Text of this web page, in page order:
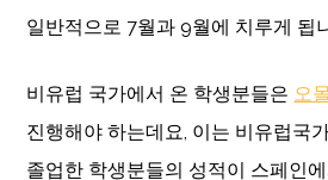
일반적으로 7월과 9월에 치루게 됩
비유럽 국가에서 온 학생분들은 오
진행해야 하는데요, 이는 비유럽국
졸업한 학생분들의 성적이 스페인